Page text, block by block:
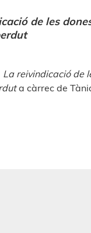
de les
La reivindicació de
a càrrec de